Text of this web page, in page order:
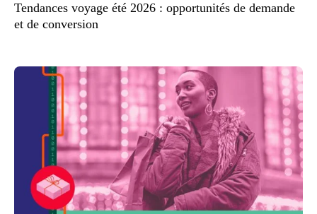
Tendances voyage été 2026 : opportunités de demande
et de conversion